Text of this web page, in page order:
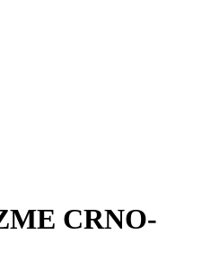
CRNO-